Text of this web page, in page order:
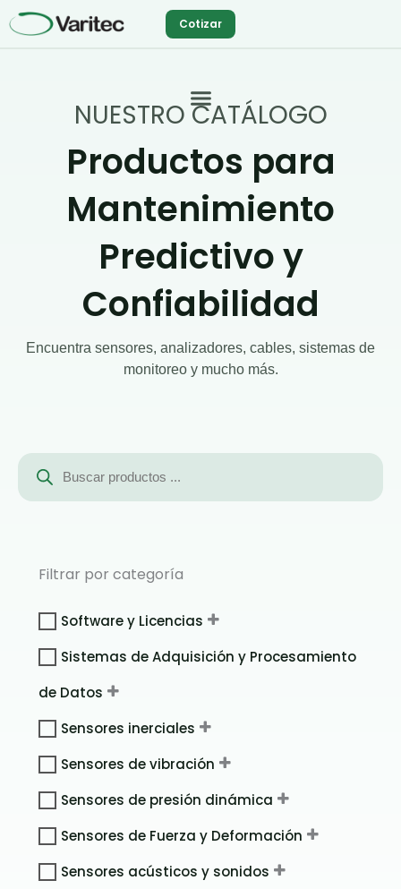
al
Cotizar
NUESTRO CATÁLOGO
Productos para
Mantenimiento
Predictivo y
Confiabilidad
Encuentra sensores, analizadores, cables, sistemas de
monitoreo y mucho más.
Búsqueda
productos
Filtrar por categoría
Software y Licencias
Sistemas de Adquisición y Procesamiento
de Datos
Sensores inerciales
Sensores de vibración
Sensores de presión dinámica
Sensores de Fuerza y Deformación
Sensores acústicos y sonidos